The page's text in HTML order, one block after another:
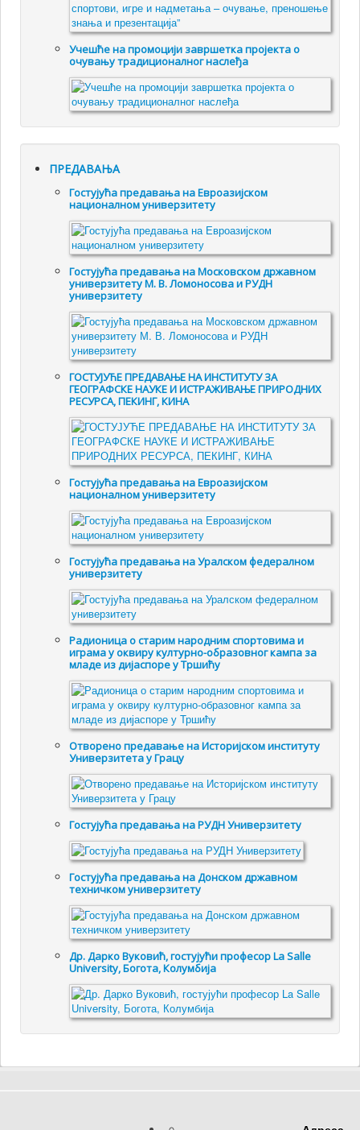
Учешће на промоцији завршетка пројекта о
очувању традиционалног наслеђа
ПРЕДАВАЊА
Гостујућа предавања на Евроазијском
националном универзитету
Гостујућа предавања на Московском државном
универзитету М. В. Ломоносова и РУДН
универзитету
ГОСТУЈУЋЕ ПРЕДАВАЊЕ НА ИНСТИТУТУ ЗА
ГЕОГРАФСКЕ НАУКЕ И ИСТРАЖИВАЊЕ ПРИРОДНИХ
РЕСУРСА, ПЕКИНГ, КИНА
Гостујућа предавања на Евроазијском
националном универзитету
Гостујућа предавања на Уралском федералном
универзитету
Радионица о старим народним спортовима и
играма у оквиру културно-образовног кампа за
младе из дијаспоре у Тршићу
Отворено предавање на Историјском институту
Универзитета у Грацу
Гостујућa предавањa на РУДН Универзитету
Гостујућа предавања на Донском државном
техничком универзитету
Др. Дарко Вуковић, гостујући професор La Salle
University, Богота, Колумбија